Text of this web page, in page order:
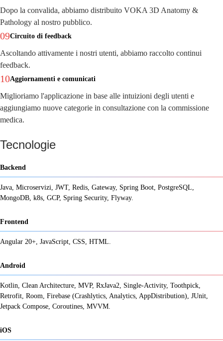
Dopo la convalida, abbiamo distribuito VOKA 3D Anatomy &
Pathology al nostro pubblico.
09Circuito di feedback
Ascoltando attivamente i nostri utenti, abbiamo raccolto continui
feedback.
10Aggiornamenti e comunicati
Miglioriamo l'applicazione in base alle intuizioni degli utenti e
aggiungiamo nuove categorie in consultazione con la commissione
medica.
Tecnologie
Backend
Java, Microservizi, JWT, Redis, Gateway, Spring Boot, PostgreSQL,
MongoDB, k8s, GCP, Spring Security, Flyway.
Frontend
Angular 20+, JavaScript, CSS, HTML.
Android
Kotlin, Clean Architecture, MVP, RxJava2, Single-Activity, Toothpick,
Retrofit, Room, Firebase (Crashlytics, Analytics, AppDistribution), JUnit,
Jetpack Compose, Coroutines, MVVM.
iOS